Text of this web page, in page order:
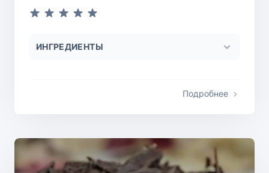
ИНГРЕДИЕНТЫ
Подробнее